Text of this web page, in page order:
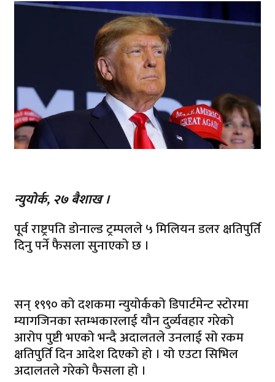
न्युयाेर्क, २७ बैशाख ।
पूर्व राष्ट्रपति डोनाल्ड ट्रम्पलले ५ मिलियन डलर क्षतिपुर्ति
दिनु पर्ने फैसला सुनाएको छ ।
सन् १९९० को दशकमा न्युयोर्कको डिपार्टमेन्ट स्टोरमा
म्यागजिनका स्तम्भकारलाई यौन दुर्व्यवहार गरेको
आरोप पुष्टी भएको भन्दै अदालतले उनलाई सो रकम
क्षतिपुर्ति दिन आदेश दिएको हो । यो एउटा सिभिल
अदालतले गरेको फैसला हो ।